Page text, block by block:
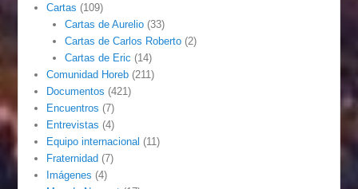
Cartas (109)
Cartas de Aurelio(33)
Cartas de Carlos Roberto(2)
Cartas de Eric (14)
Comunidad Horeb (211)
Documentos (421)
Encuentros (7)
Entrevistas (4)
Equipo internacional (11)
Fraternidad (7)
Imágenes (4)